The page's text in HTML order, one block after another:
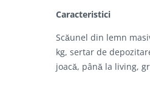
Caracteristici
Scăunel din lemn
kg, sertar de
joacă, până la living,